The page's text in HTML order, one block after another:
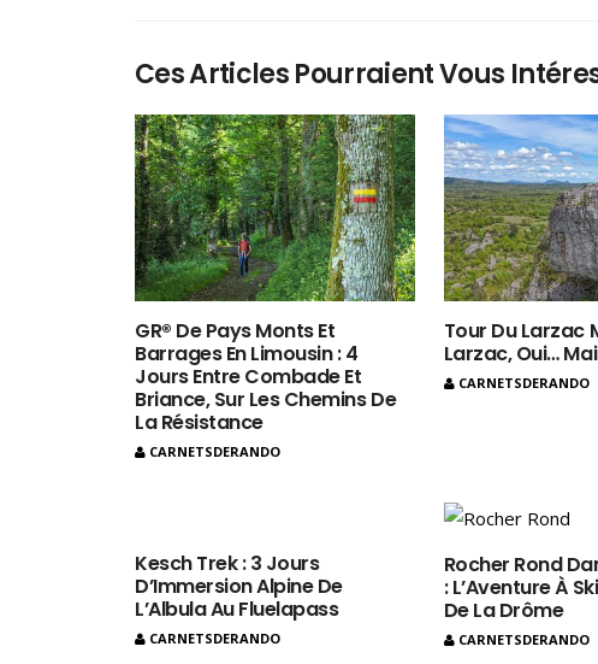
Ces Articles Pourraient Vous
GR® De Pays Monts Et
Barrages En Limousin : 4
Jours Entre Combade Et
Briance, Sur Les Chemins De
La Résistance
CARNETSDERANDO
Tour Du Larzac
Larzac, Oui…
CARNETSDERANDO
Kesch Trek : 3 Jours
D’Immersion Alpine De
L’Albula Au Fluelapass
CARNETSDERANDO
Rocher Rond
: L’Aventure À
De La Drôme
CARNETSDERANDO